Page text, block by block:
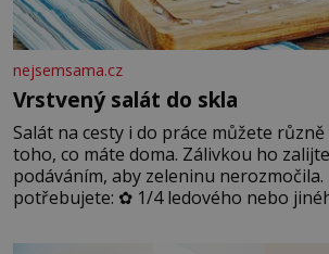
nejsemsama.cz
Vrstvený salát do skla
Salát na cesty i do práce můžete
toho, co máte doma. Zálivkou ho
podáváním, aby zeleninu nerozmočila.
potřebujete: ✿ 1/4 ledového nebo
okurky ✿ 2 rajčata Zálivka: ✿ 4 lžíce